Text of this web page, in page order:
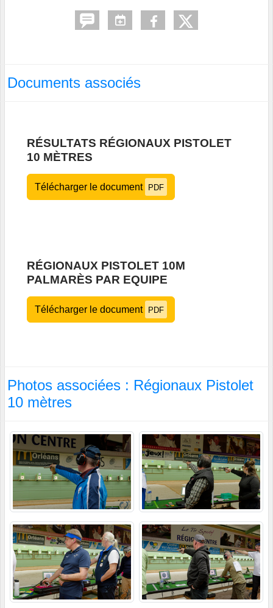
Documents associés
RÉSULTATS RÉGIONAUX PISTOLET
10 MÈTRES
Télécharger le document PDF
RÉGIONAUX PISTOLET 10M
PALMARÈS PAR EQUIPE
Télécharger le document PDF
Photos associées : Régionaux Pistolet
10 mètres